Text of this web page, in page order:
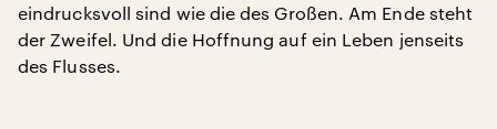
eindrucksvoll sind wie die des Großen. Am Ende steht
der Zweifel. Und die Hoffnung auf ein Leben jenseits
des Flusses.